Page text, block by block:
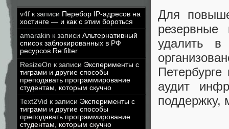
v4f к записи Перебор IP-адресов на
хостинге — и как с этим бороться
amarakin к записи Альтернативный
список заблокированных в РФ
ресурсов Re:filter
ResizeOn к записи Эксперименты с
тиграми и другие способы
преподавать программирование
студентам, которым скучно
Text2Vid к записи Эксперименты с
тиграми и другие способы
преподавать программирование
студентам, которым скучно
Для
удалить в
аудит
поддержку,